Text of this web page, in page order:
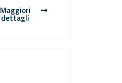
Maggiori
dettagli